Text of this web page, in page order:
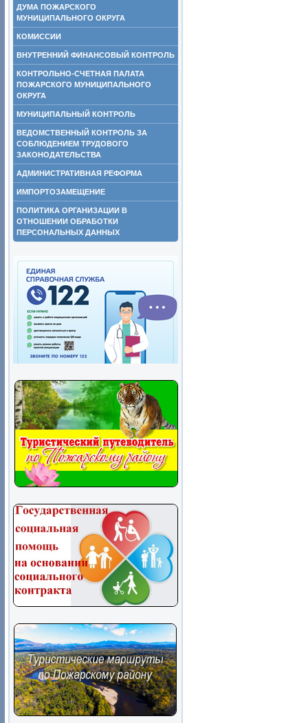
ДУМА ПОЖАРСКОГО
МУНИЦИПАЛЬНОГО ОКРУГА
КОМИССИИ
ВНУТРЕННИЙ ФИНАНСОВЫЙ КОНТРОЛЬ
КОНТРОЛЬНО-СЧЕТНАЯ ПАЛАТА
ПОЖАРСКОГО МУНИЦИПАЛЬНОГО
ОКРУГА
МУНИЦИПАЛЬНЫЙ КОНТРОЛЬ
ВЕДОМСТВЕННЫЙ КОНТРОЛЬ ЗА
СОБЛЮДЕНИЕМ ТРУДОВОГО
ЗАКОНОДАТЕЛЬСТВА
АДМИНИСТРАТИВНАЯ РЕФОРМА
ИМПОРТОЗАМЕЩЕНИЕ
ПОЛИТИКА ОРГАНИЗАЦИИ В
ОТНОШЕНИИ ОБРАБОТКИ
ПЕРСОНАЛЬНЫХ ДАННЫХ